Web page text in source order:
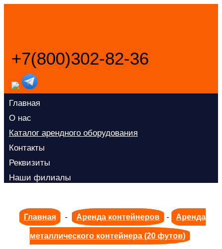
+7(800)302-82-36
Главная
О нас
Каталог арендного оборудования
Контакты
Реквизиты
Наши филиалы
Главная - Аренда контейнеров - Аренда
металлического контейнера (20 футов)